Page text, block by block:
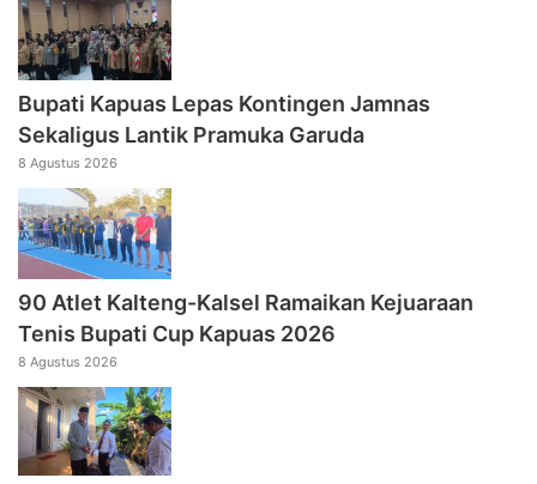
Bupati Kapuas Lepas Kontingen Jamnas
Sekaligus Lantik Pramuka Garuda
8 Agustus 2026
90 Atlet Kalteng-Kalsel Ramaikan Kejuaraan
Tenis Bupati Cup Kapuas 2026
8 Agustus 2026